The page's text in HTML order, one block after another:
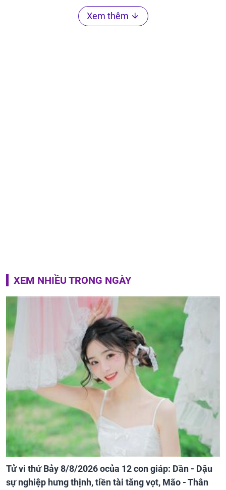
Xem thêm
XEM NHIỀU TRONG NGÀY
Tử vi thứ Bảy 8/8/2026 ocủa 12 con giáp: Dần - Dậu
sự nghiệp hưng thịnh, tiền tài tăng vọt, Mão - Thân